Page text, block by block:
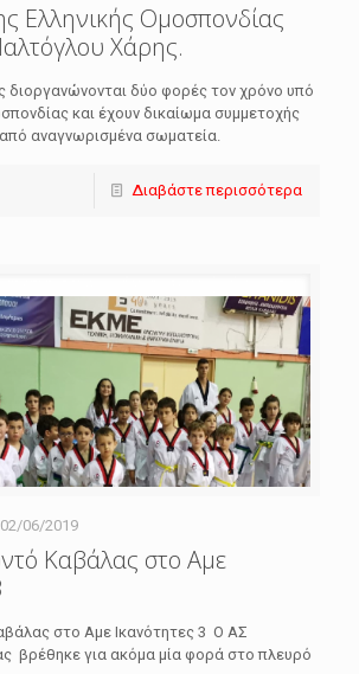
Ελληνικής Ομοσπονδίας
Χάρης.
διοργανώνονται δύο φορές τον χρόνο υπό
και έχουν δικαίωμα συμμετοχής
αναγνωρισμένα σωματεία.
Διαβάστε περισσότερα
02/06/2019
Καβάλας στο Αμε
στο Αμε Ικανότητες 3 Ο ΑΣ
βρέθηκε για ακόμα μία φορά στο πλευρό